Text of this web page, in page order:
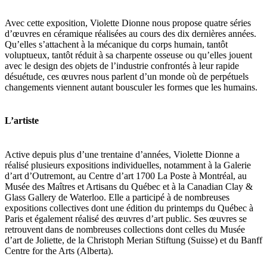
Avec cette exposition, Violette Dionne nous propose quatre séries
d’œuvres en céramique réalisées au cours des dix dernières années.
Qu’elles s’attachent à la mécanique du corps humain, tantôt
voluptueux, tantôt réduit à sa charpente osseuse ou qu’elles jouent
avec le design des objets de l’industrie confrontés à leur rapide
désuétude, ces œuvres nous parlent d’un monde où de perpétuels
changements viennent autant bousculer les formes que les humains.
L’artiste
Active depuis plus d’une trentaine d’années, Violette Dionne a
réalisé plusieurs expositions individuelles, notamment à la Galerie
d’art d’Outremont, au Centre d’art 1700 La Poste à Montréal, au
Musée des Maîtres et Artisans du Québec et à la Canadian Clay &
Glass Gallery de Waterloo. Elle a participé à de nombreuses
expositions collectives dont une édition du printemps du Québec à
Paris et également réalisé des œuvres d’art public. Ses œuvres se
retrouvent dans de nombreuses collections dont celles du Musée
d’art de Joliette, de la Christoph Merian Stiftung (Suisse) et du Banff
Centre for the Arts (Alberta).